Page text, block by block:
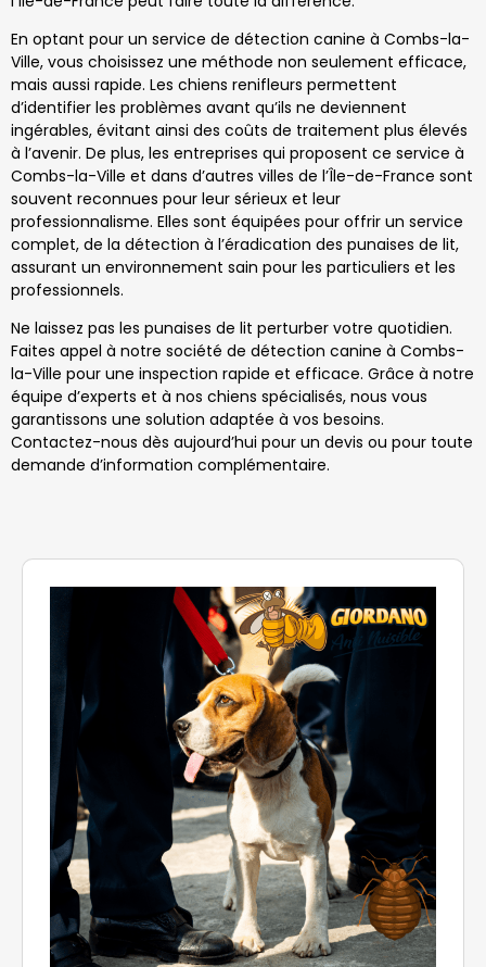
En optant pour un service de détection canine à Combs-la-
Ville, vous choisissez une méthode non seulement efficace,
mais aussi rapide. Les chiens renifleurs permettent
d’identifier les problèmes avant qu’ils ne deviennent
ingérables, évitant ainsi des coûts de traitement plus élevés
à l’avenir. De plus, les entreprises qui proposent ce service à
Combs-la-Ville et dans d’autres villes de l’Île-de-France sont
souvent reconnues pour leur sérieux et leur
professionnalisme. Elles sont équipées pour offrir un service
complet, de la détection à l’éradication des punaises de lit,
assurant un environnement sain pour les particuliers et les
professionnels.
Ne laissez pas les punaises de lit perturber votre quotidien.
Faites appel à notre société de détection canine à Combs-
la-Ville pour une inspection rapide et efficace. Grâce à notre
équipe d’experts et à nos chiens spécialisés, nous vous
garantissons une solution adaptée à vos besoins.
Contactez-nous dès aujourd’hui pour un devis ou pour toute
demande d’information complémentaire.